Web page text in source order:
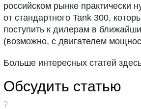
российском рынке практически
от стандартного Tank 300,
поступить к дилерам в
(возможно, с двигателем
Больше интересных статей
Обсудить статью
?